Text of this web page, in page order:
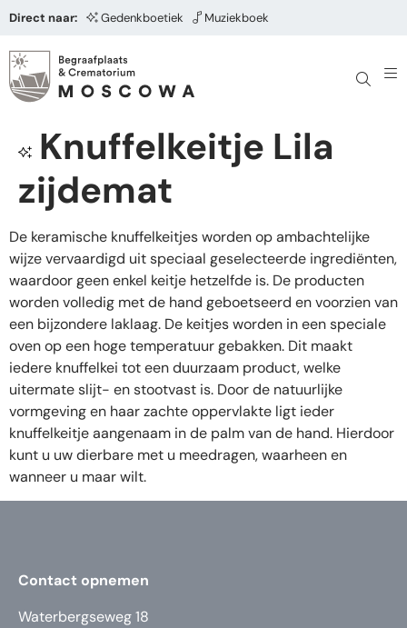
Direct naar: Gedenkboetiek Muziekboek
Knuffelkeitje Lila
zijdemat
De keramische knuffelkeitjes worden op ambachtelijke
wijze vervaardigd uit speciaal geselecteerde ingrediënten,
waardoor geen enkel keitje hetzelfde is. De producten
worden volledig met de hand geboetseerd en voorzien van
een bijzondere laklaag. De keitjes worden in een speciale
oven op een hoge temperatuur gebakken. Dit maakt
iedere knuffelkei tot een duurzaam product, welke
uitermate slijt- en stootvast is. Door de natuurlijke
vormgeving en haar zachte oppervlakte ligt ieder
knuffelkeitje aangenaam in de palm van de hand. Hierdoor
kunt u uw dierbare met u meedragen, waarheen en
wanneer u maar wilt.
Contact opnemen
Waterbergseweg 18